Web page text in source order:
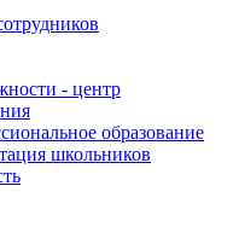
- центр
образование
школьников